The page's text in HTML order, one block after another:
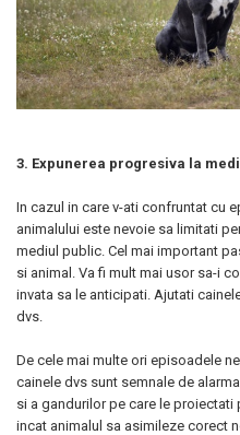
3. Expunerea progresiva la
In cazul in care v-ati confruntat cu
animalului este nevoie sa limitati
mediul public. Cel mai important
si animal. Va fi mult mai usor sa-i
invata sa le anticipati. Ajutati
dvs.
De cele mai multe ori episoadele
cainele dvs sunt semnale de
si a gandurilor pe care le
incat animalul sa asimileze corect